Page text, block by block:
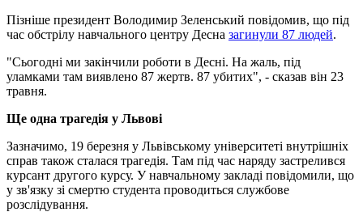
Пізніше президент Володимир Зеленський повідомив, що під
час обстрілу навчального центру Десна загинули 87 людей.
"Сьогодні ми закінчили роботи в Десні. На жаль, під
уламками там виявлено 87 жертв. 87 убитих", - сказав він 23
травня.
Ще одна трагедія у Львові
Зазначимо, 19 березня у Львівському університеті внутрішніх
справ також сталася трагедія. Там під час наряду застрелився
курсант другого курсу. У навчальному закладі повідомили, що
у зв'язку зі смертю студента проводиться службове
розслідування.